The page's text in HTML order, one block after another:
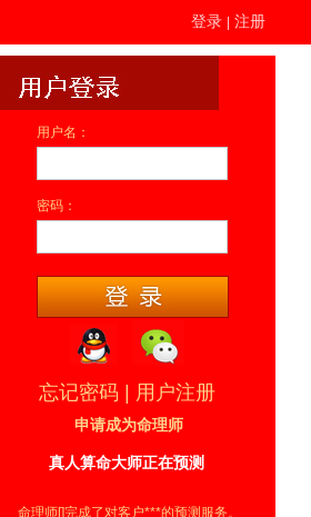
登录 注册
用户名：
密码：
忘记密码 用户注册
申请成为命理师
真人算命大师正在预测
命理师[]完成了对客户***的预测服务。
命理师[]完成了对客户***的预测服务。